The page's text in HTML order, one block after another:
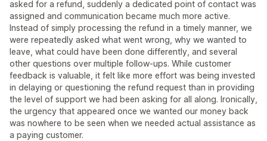
asked for a refund, suddenly a dedicated point of contact was
assigned and communication became much more active.
Instead of simply processing the refund in a timely manner, we
were repeatedly asked what went wrong, why we wanted to
leave, what could have been done differently, and several
other questions over multiple follow-ups. While customer
feedback is valuable, it felt like more effort was being invested
in delaying or questioning the refund request than in providing
the level of support we had been asking for all along. Ironically,
the urgency that appeared once we wanted our money back
was nowhere to be seen when we needed actual assistance as
a paying customer.